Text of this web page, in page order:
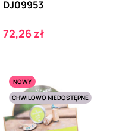
DJ09953
Cena
72,26 zł
NOWY
CHWILOWO NIEDOSTĘPNE